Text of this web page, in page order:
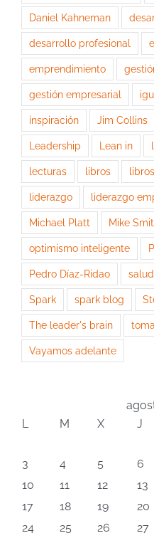
Daniel Kahneman
desarrollo profesional
emprendimiento
gestión empresarial
inspiración Jim Collins
Leadership Lean in
lecturas libros
liderazgo liderazgo
Michael Platt Mike
optimismo inteligente
Pedro Díaz-Ridao
Spark spark blog
The leader's brain
Vayamos adelante
L
M X J
3
4 5 6
10
11 12 13
17
18 19 20
24
25 26 27